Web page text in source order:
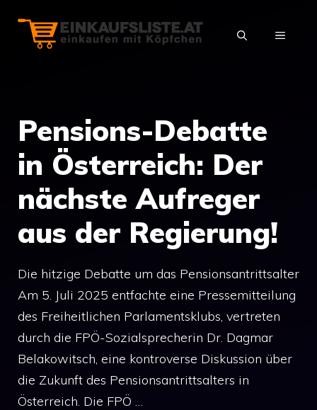
Inhalt
MENÜ
Pensions-Debatte
in Österreich: Der
nächste Aufreger
aus der Regierung!
Die hitzige Debatte um das Pensionsantrittsalter
Am 5. Juli 2025 entfachte eine Pressemitteilung
des Freiheitlichen Parlamentsklubs, vertreten
durch die FPÖ-Sozialsprecherin Dr. Dagmar
Belakowitsch, eine kontroverse Diskussion über
die Zukunft des Pensionsantrittsalters in
Österreich. Die FPÖ …